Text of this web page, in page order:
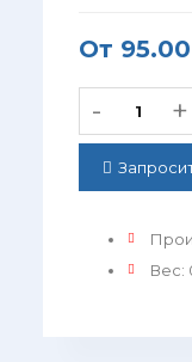
От
- +
Вес: